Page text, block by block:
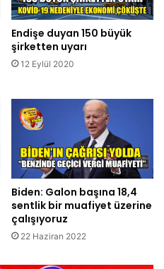
Endişe duyan 150 büyük
şirketten uyarı
12 Eylül 2020
Biden: Galon başına 18,4
sentlik bir muafiyet üzerine
çalışıyoruz
22 Haziran 2022